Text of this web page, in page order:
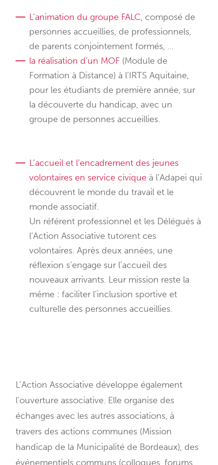
L’animation du groupe FALC, composé de
personnes accueillies, de professionnels,
de parents conjointement formés, …
la réalisation d’un MOF (Module de
Formation à Distance) à l’IRTS Aquitaine,
pour les étudiants de première année, sur
la découverte du handicap, avec un
groupe de personnes accueillies.
L’accueil et l’encadrement des jeunes
volontaires en service civique à l’Adapei qui
découvrent le monde du travail et le
monde associatif.
Un référent professionnel et les Délégués à
l’Action Associative tutorent ces
volontaires. Après deux années, une
réflexion s’engage sur l’accueil des
nouveaux arrivants. Leur mission reste la
même : faciliter l’inclusion sportive et
culturelle des personnes accueillies.
L’Action Associative développe également
l’ouverture associative. Elle organise des
échanges avec les autres associations, à
travers des actions communes (Mission
handicap de la Municipalité de Bordeaux), des
événementiels communs (colloques, forums,